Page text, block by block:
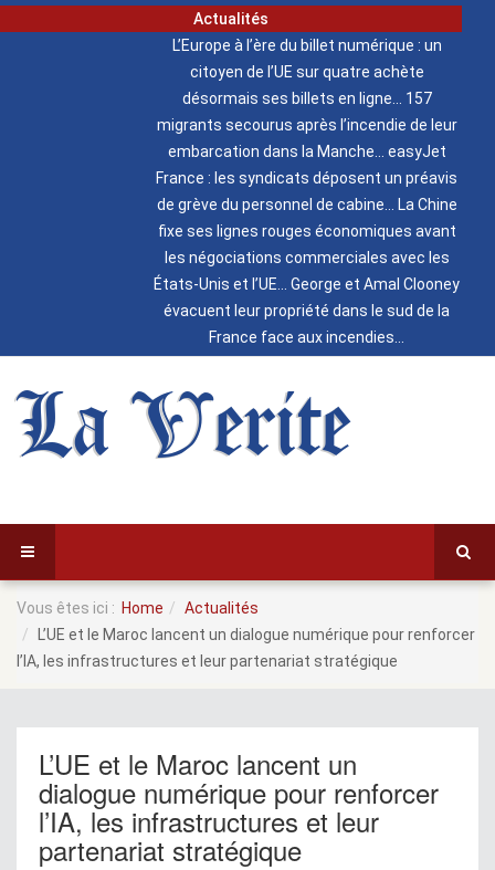
Actualités
L’Europe à l’ère du billet numérique : un
citoyen de l’UE sur quatre achète
désormais ses billets en ligne
157
migrants secourus après l’incendie de leur
embarcation dans la Manche
easyJet
France : les syndicats déposent un préavis
de grève du personnel de cabine
La Chine
fixe ses lignes rouges économiques avant
les négociations commerciales avec les
États-Unis et l’UE
George et Amal Clooney
évacuent leur propriété dans le sud de la
France face aux incendies
La Verite
Vous êtes ici : Home
Actualités
L’UE et le Maroc lancent un dialogue numérique pour renforcer
l’IA, les infrastructures et leur partenariat stratégique
L’UE et le Maroc lancent un
dialogue numérique pour renforcer
l’IA, les infrastructures et leur
partenariat stratégique